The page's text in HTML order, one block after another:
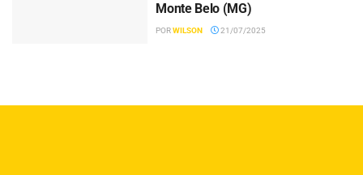
Monte Belo (MG)
PORWILSON 21/07/2025